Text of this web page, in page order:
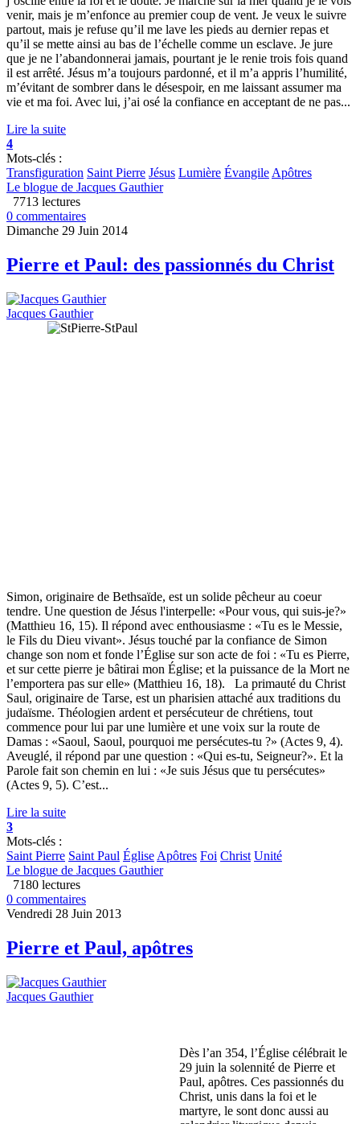
venir, mais je m’enfonce au premier coup de vent. Je veux le suivre
partout, mais je refuse qu’il me lave les pieds au dernier repas et
qu’il se mette ainsi au bas de l’échelle comme un esclave. Je jure
que je ne l’abandonnerai jamais, pourtant je le renie trois fois quand
il est arrêté. Jésus m’a toujours pardonné, et il m’a appris l’humilité,
m’évitant de sombrer dans le désespoir, en me laissant assumer ma
vie et ma foi. Avec lui, j’ai osé la confiance en acceptant de ne pas...
Lire la suite
4
Mots-clés :
Transfiguration Saint Pierre Jésus Lumière ÉvangileApôtres
Le blogue de Jacques Gauthier
7713 lectures
0 commentaires
Dimanche 29 Juin 2014
Pierre et Paul: des passionnés du Christ
Jacques Gauthier
Simon, originaire de Bethsaïde, est un solide pêcheur au coeur
tendre. Une question de Jésus l'interpelle: «Pour vous, qui suis-je?»
(Matthieu 16, 15). Il répond avec enthousiasme : «Tu es le Messie,
le Fils du Dieu vivant». Jésus touché par la confiance de Simon
change son nom et fonde l’Église sur son acte de foi : «Tu es Pierre,
et sur cette pierre je bâtirai mon Église; et la puissance de la Mort ne
l’emportera pas sur elle» (Matthieu 16, 18). La primauté du Christ
Saul, originaire de Tarse, est un pharisien attaché aux traditions du
judaïsme. Théologien ardent et persécuteur de chrétiens, tout
commence pour lui par une lumière et une voix sur la route de
Damas : «Saoul, Saoul, pourquoi me persécutes-tu ?» (Actes 9, 4).
Aveuglé, il répond par une question : «Qui es-tu, Seigneur?». Et la
Parole fait son chemin en lui : «Je suis Jésus que tu persécutes»
(Actes 9, 5). C’est...
Lire la suite
3
Mots-clés :
Saint Pierre Saint Paul Église Apôtres Foi Christ Unité
Le blogue de Jacques Gauthier
7180 lectures
0 commentaires
Vendredi 28 Juin 2013
Pierre et Paul, apôtres
Jacques Gauthier
Dès l’an 354, l’Église célébrait le
29 juin la solennité de Pierre et
Paul, apôtres. Ces passionnés du
Christ, unis dans la foi et le
martyre, le sont donc aussi au